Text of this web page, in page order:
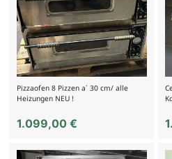
Pizzaofen 8 Pizzen a´ 30 cm/ alle
Heizungen NEU !
1.099,00 €